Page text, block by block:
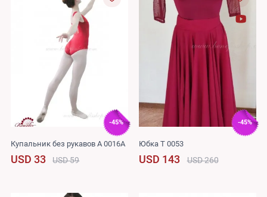
-45%
Купальник без рукавов A 0016A
USD 33 USD 59
-45%
Юбка T 0053
USD 143 USD 260